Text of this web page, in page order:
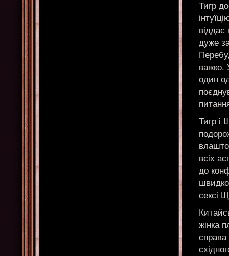
Тигр
віддає
дуже
важко.
один
Тигр і
всіх
до
сексі
жінка